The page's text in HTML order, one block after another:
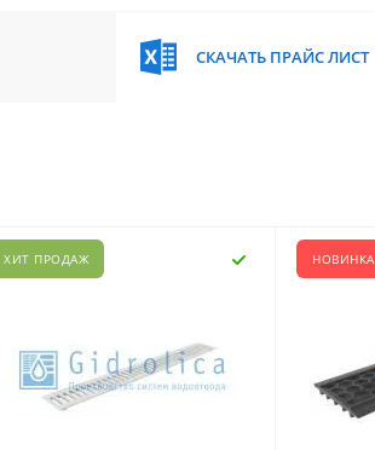
СКАЧАТЬ ПРАЙС ЛИСТ
ХИТ ПРОДАЖ НОВИНКА